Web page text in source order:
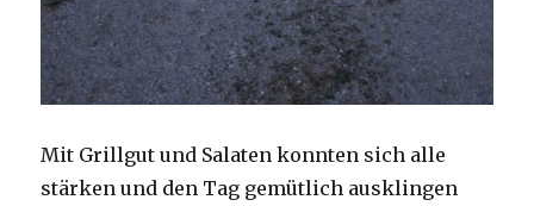
Mit Grillgut und Salaten konnten sich alle
stärken und den Tag gemütlich ausklingen